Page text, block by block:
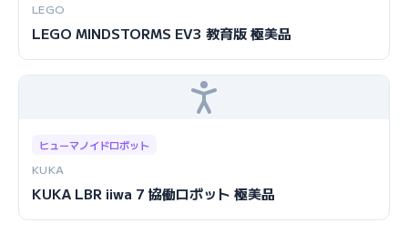
LEGO
LEGO MINDSTORMS EV3 教育版 極美品
ヒューマノイドロボット
KUKA
KUKA LBR iiwa 7 協働ロボット 極美品